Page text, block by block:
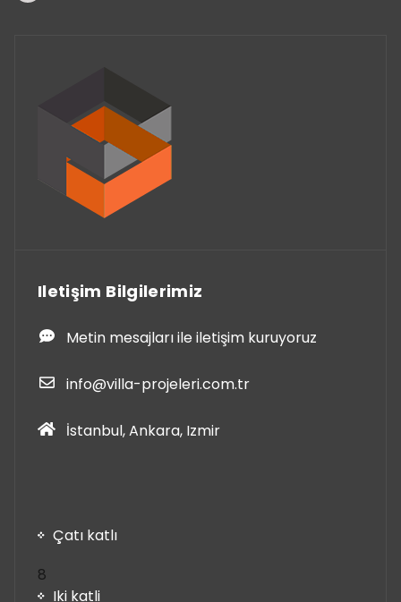
Iletişim Bilgilerimiz
Metin mesajları ile iletişim kuruyoruz
info@villa-projeleri.com.tr
İstanbul, Ankara, Izmir
Çatı katlı
8
ürün
Iki katli